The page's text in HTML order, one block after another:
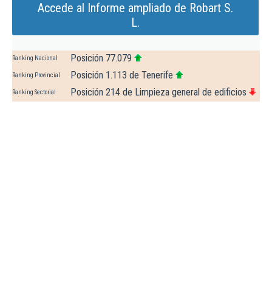
Accede al Informe ampliado de Robart S.
L.
Ranking Nacional Posición 77.079
Ranking Provincial Posición 1.113 de Tenerife
Ranking Sectorial Posición 214 de Limpieza general de edificios